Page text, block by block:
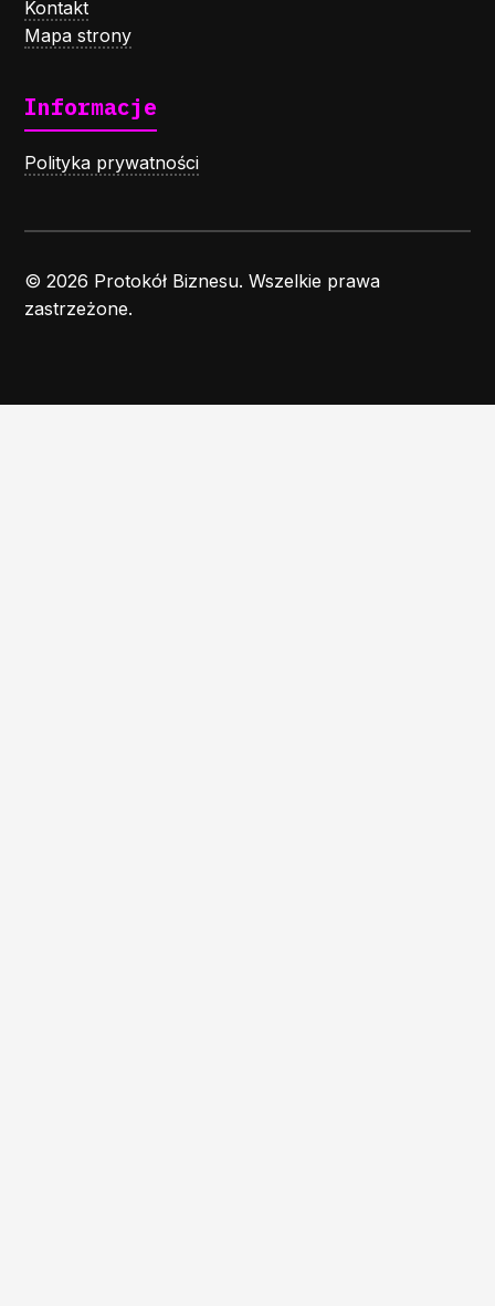
Kontakt
Mapa strony
Informacje
Polityka prywatności
© 2026 Protokół Biznesu. Wszelkie prawa
zastrzeżone.